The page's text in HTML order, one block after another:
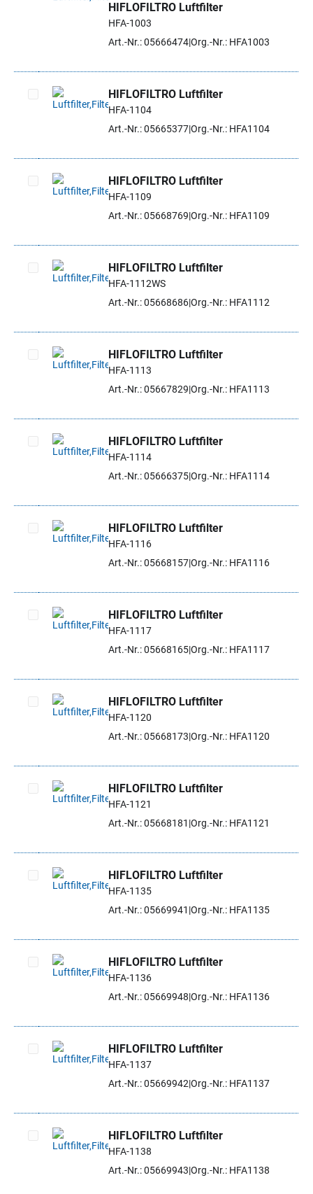
Artikel auswählen
HIFLOFILTRO Luftfilter
HFA-1003
Art.-Nr.: 05666474Org.-Nr.: HFA1003
Artikel auswählen
HIFLOFILTRO Luftfilter
HFA-1104
Art.-Nr.: 05665377Org.-Nr.: HFA1104
Artikel auswählen
HIFLOFILTRO Luftfilter
HFA-1109
Art.-Nr.: 05668769 Org.-Nr.: HFA1109
Artikel auswählen
HIFLOFILTRO Luftfilter
HFA-1112WS
Art.-Nr.: 05668686Org.-Nr.: HFA1112
Artikel auswählen
HIFLOFILTRO Luftfilter
HFA-1113
Art.-Nr.: 05667829 Org.-Nr.: HFA1113
Artikel auswählen
HIFLOFILTRO Luftfilter
HFA-1114
Art.-Nr.: 05666375Org.-Nr.: HFA1114
Artikel auswählen
HIFLOFILTRO Luftfilter
HFA-1116
Art.-Nr.: 05668157Org.-Nr.: HFA1116
Artikel auswählen
HIFLOFILTRO Luftfilter
HFA-1117
Art.-Nr.: 05668165Org.-Nr.: HFA1117
Artikel auswählen
HIFLOFILTRO Luftfilter
HFA-1120
Art.-Nr.: 05668173 Org.-Nr.: HFA1120
Artikel auswählen
HIFLOFILTRO Luftfilter
HFA-1121
Art.-Nr.: 05668181 Org.-Nr.: HFA1121
Artikel auswählen
HIFLOFILTRO Luftfilter
HFA-1135
Art.-Nr.: 05669941 Org.-Nr.: HFA1135
Artikel auswählen
HIFLOFILTRO Luftfilter
HFA-1136
Art.-Nr.: 05669948 Org.-Nr.: HFA1136
Artikel auswählen
HIFLOFILTRO Luftfilter
HFA-1137
Art.-Nr.: 05669942 Org.-Nr.: HFA1137
Artikel auswählen
HIFLOFILTRO Luftfilter
HFA-1138
Art.-Nr.: 05669943 Org.-Nr.: HFA1138